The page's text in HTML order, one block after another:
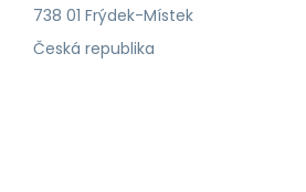
738 01 Frýdek-Místek
Česká republika